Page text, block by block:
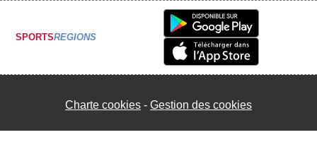
SPORTSREGIONS
Charte cookies Gestion des cookies